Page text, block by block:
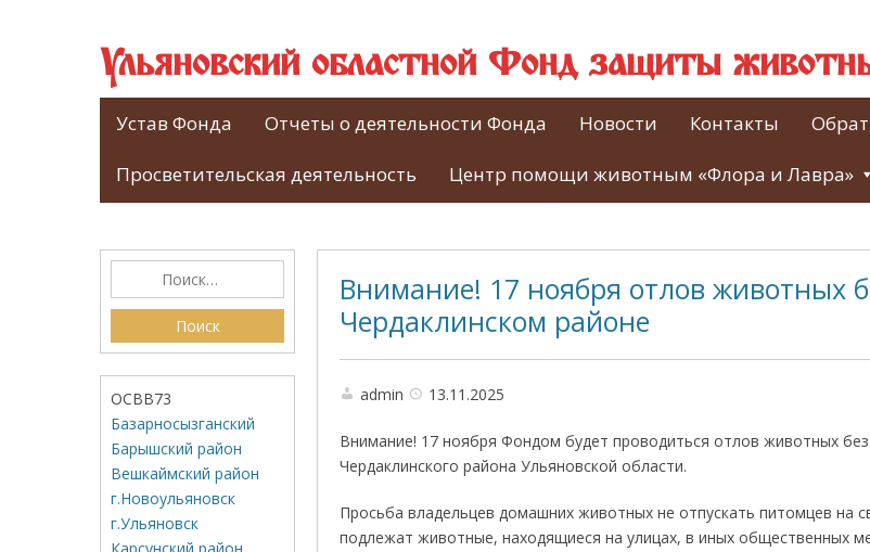
Ульяновский областной Фонд защиты
Устав Фонда Отчеты о деятельности Фонда Новости Контакты
Просветительская деятельность Центр помощи животным «Флора и Лавра»
Внимание! 17 ноября отлов животных
Чердаклинском районе
admin 13.11.2025
Внимание! 17 ноября Фондом будет проводиться отлов животных
Чердаклинского района Ульяновской области.
Просьба владельцев домашних животных не отпускать питомцев на
подлежат животные, находящиеся на улицах, в иных общественных
ОСВВ73
Базарносызганский
Барышский район
Вешкаймский район
г.Новоульяновск
г.Ульяновск